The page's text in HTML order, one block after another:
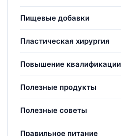
Пищевые добавки
Пластическая хирургия
Повышение квалификации
Полезные продукты
Полезные советы
Правильное питание